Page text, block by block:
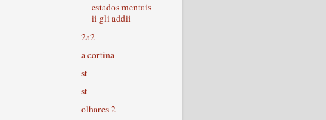
estados mentais
ii gli addii
2a2
a cortina
st
st
olhares 2